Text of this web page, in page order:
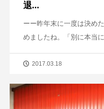
退...
ーー昨年末に一度は決め
めましたね。「別に本当
2017.03.18